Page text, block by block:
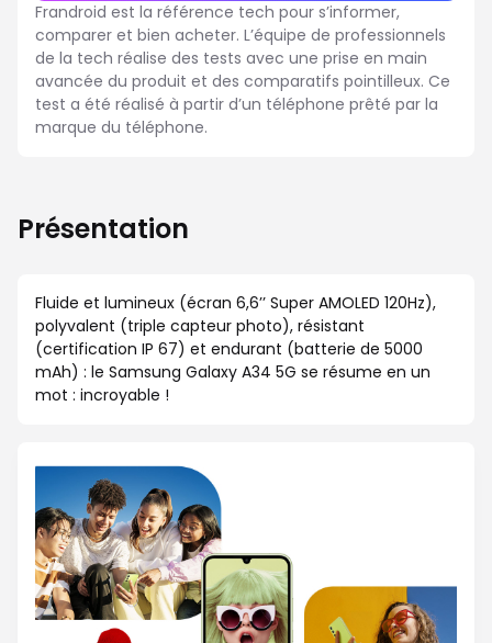
Frandroid est la référence tech pour s’informer,
comparer et bien acheter. L’équipe de professionnels
de la tech réalise des tests avec une prise en main
avancée du produit et des comparatifs pointilleux. Ce
test a été réalisé à partir d’un téléphone prêté par la
marque du téléphone.
Présentation
Fluide et lumineux (écran 6,6’’ Super AMOLED 120Hz),
polyvalent (triple capteur photo), résistant
(certification IP 67) et endurant (batterie de 5000
mAh) : le Samsung Galaxy A34 5G se résume en un
mot : incroyable !